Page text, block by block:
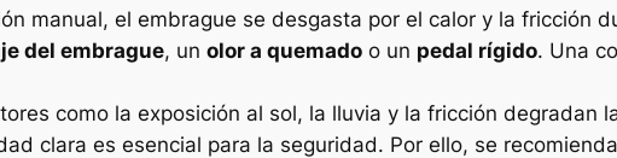
manual, el embrague se desgasta por el calor y la fricción
del embrague, un olor a quemado o un pedal rígido. Una
como la exposición al sol, la lluvia y la fricción degradan
clara es esencial para la seguridad. Por ello, se